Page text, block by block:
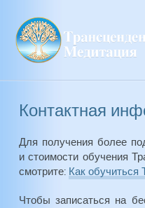
Контактная
Для получения более
и стоимости обучения
смотрите: Как обучиться
Чтобы записаться на